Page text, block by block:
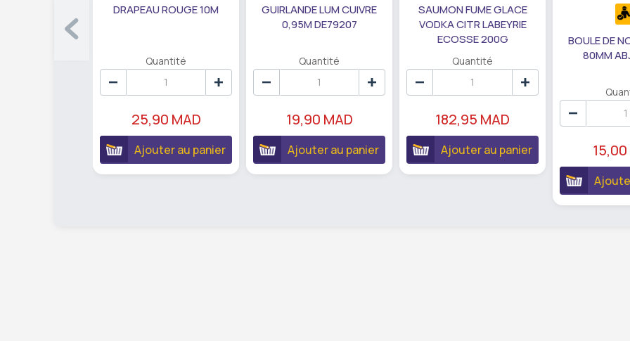
DRAPEAU ROUGE 10M
Quantité
25,90 MAD
Ajouter au panier
GUIRLANDE LUM CUIVRE
0,95M DE79207
Quantité
19,90 MAD
Ajouter au panier
SAUMON FUME GLACE
VODKA CITR LABEYRIE
ECOSSE 200G
Quantité
182,95 MAD
Ajouter au panier
BOULE DE
80MM